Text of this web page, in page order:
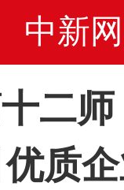
中新网
二
质